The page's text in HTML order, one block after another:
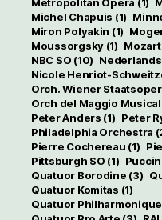
Michel Chapuis (1)
Miron Polyakin (1)
Moussorgsky(1) Mozart
NBC SO (10)
Nicole Henriot-
Orch. Wiener Staatsoper
Orch del Maggio
Peter Anders (1) Peter
Philadelphia Orchestra
Pierre Cochereau (1)
Pittsburgh SO (1)
Quatuor Borodine (3)
Quatuor Komitas (1)
Quatuor